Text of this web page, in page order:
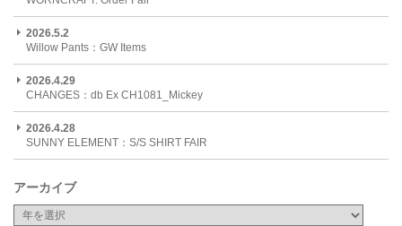
2026.5.2
Willow Pants：GW Items
2026.4.29
CHANGES：db Ex CH1081_Mickey
2026.4.28
SUNNY ELEMENT：S/S SHIRT FAIR
アーカイブ